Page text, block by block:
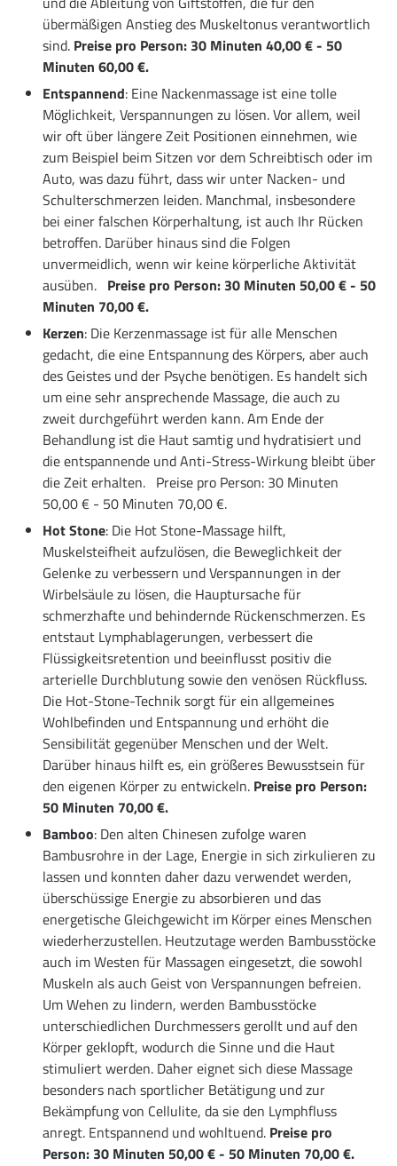
übermäßigen Anstieg des Muskeltonus verantwortlich
sind. Preise pro Person: 30 Minuten 40,00 € - 50
Minuten 60,00 €.
Entspannend: Eine Nackenmassage ist eine tolle
Möglichkeit, Verspannungen zu lösen. Vor allem, weil
wir oft über längere Zeit Positionen einnehmen, wie
zum Beispiel beim Sitzen vor dem Schreibtisch oder im
Auto, was dazu führt, dass wir unter Nacken- und
Schulterschmerzen leiden. Manchmal, insbesondere
bei einer falschen Körperhaltung, ist auch Ihr Rücken
betroffen. Darüber hinaus sind die Folgen
unvermeidlich, wenn wir keine körperliche Aktivität
ausüben. Preise pro Person: 30 Minuten 50,00 € - 50
Minuten 70,00 €.
Kerzen: Die Kerzenmassage ist für alle Menschen
gedacht, die eine Entspannung des Körpers, aber auch
des Geistes und der Psyche benötigen. Es handelt sich
um eine sehr ansprechende Massage, die auch zu
zweit durchgeführt werden kann. Am Ende der
Behandlung ist die Haut samtig und hydratisiert und
die entspannende und Anti-Stress-Wirkung bleibt über
die Zeit erhalten. Preise pro Person: 30 Minuten
50,00 € - 50 Minuten 70,00 €.
Hot Stone: Die Hot Stone-Massage hilft,
Muskelsteifheit aufzulösen, die Beweglichkeit der
Gelenke zu verbessern und Verspannungen in der
Wirbelsäule zu lösen, die Hauptursache für
schmerzhafte und behindernde Rückenschmerzen. Es
entstaut Lymphablagerungen, verbessert die
Flüssigkeitsretention und beeinflusst positiv die
arterielle Durchblutung sowie den venösen Rückfluss.
Die Hot-Stone-Technik sorgt für ein allgemeines
Wohlbefinden und Entspannung und erhöht die
Sensibilität gegenüber Menschen und der Welt.
Darüber hinaus hilft es, ein größeres Bewusstsein für
den eigenen Körper zu entwickeln. Preise pro Person:
50 Minuten 70,00 €.
Bamboo: Den alten Chinesen zufolge waren
Bambusrohre in der Lage, Energie in sich zirkulieren zu
lassen und konnten daher dazu verwendet werden,
überschüssige Energie zu absorbieren und das
energetische Gleichgewicht im Körper eines Menschen
wiederherzustellen. Heutzutage werden Bambusstöcke
auch im Westen für Massagen eingesetzt, die sowohl
Muskeln als auch Geist von Verspannungen befreien.
Um Wehen zu lindern, werden Bambusstöcke
unterschiedlichen Durchmessers gerollt und auf den
Körper geklopft, wodurch die Sinne und die Haut
stimuliert werden. Daher eignet sich diese Massage
besonders nach sportlicher Betätigung und zur
Bekämpfung von Cellulite, da sie den Lymphfluss
anregt. Entspannend und wohltuend. Preise pro
Person: 30 Minuten 50,00 € - 50 Minuten 70,00 €.